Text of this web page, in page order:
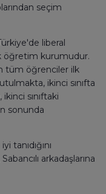
seçim
liberal
öğretim kurumudur.
tüm öğrenciler ilk
ikinci sınıfta
sınıftaki
sonunda
tanıdığını
arkadaşlarına